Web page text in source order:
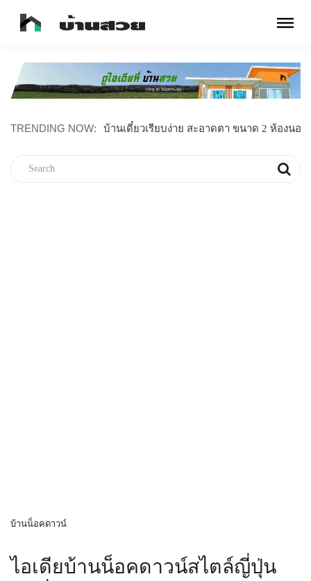
TRENDING NOW: บ้านเดี๋ยวเรียบง่าย สะอาดตา ขนาด 2 ห้องนอน
บ้านน็อคดาวน์
ไอเดียบ้านน็อคดาวน์สไตล์ญี่ปุ่น